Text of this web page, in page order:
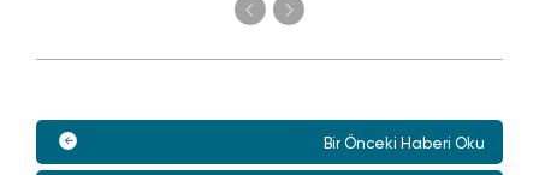
Bir Önceki Haberi Oku